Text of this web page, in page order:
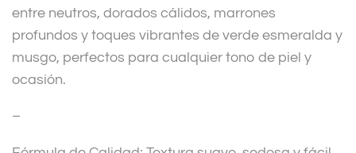
entre neutros, dorados cálidos, marrones
profundos y toques vibrantes de verde esmeralda y
musgo, perfectos para cualquier tono de piel y
ocasión.
–